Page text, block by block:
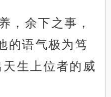
，余下之事，
的语气极为笃
生上位者的威